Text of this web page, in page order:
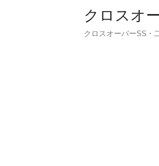
クロスオ
クロスオーバーSS・